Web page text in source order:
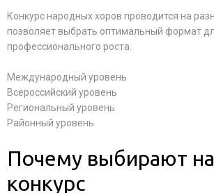
Конкурс народных хоров проводится на
позволяет выбрать оптимальный формат
профессионального роста.
Международный уровень
Всероссийский уровень
Региональный уровень
Районный уровень
Почему выбирают
конкурс